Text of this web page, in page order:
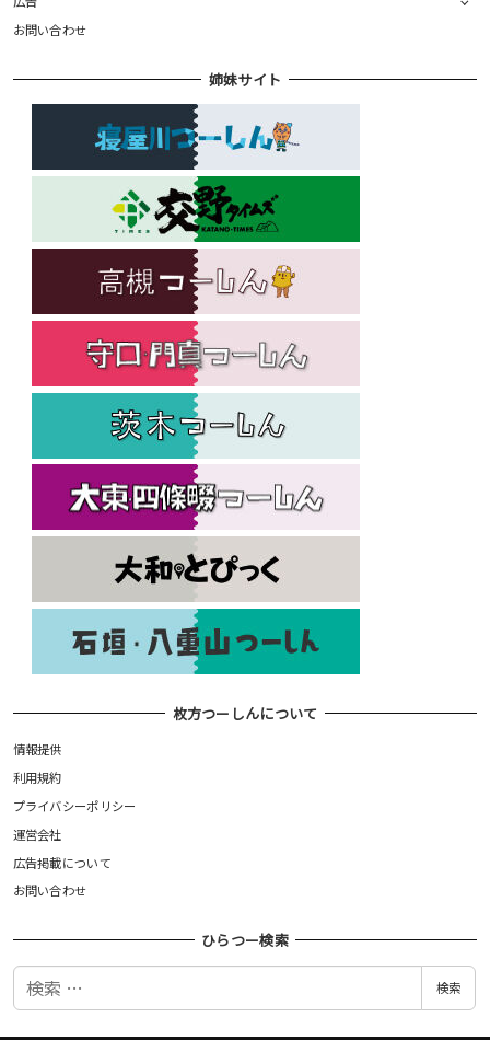
お問い合わせ
姉妹サイト
枚方つーしんについて
情報提供
利用規約
プライバシーポリシー
運営会社
広告掲載について
お問い合わせ
ひらつー検索
検
検索